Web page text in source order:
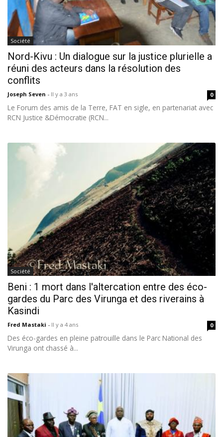
Société
Nord-Kivu : Un dialogue sur la justice plurielle a
réuni des acteurs dans la résolution des
conflits
Joseph Seven - Il y a 3 ans 0
Le Forum des amis de la Terre, FAT en sigle, en partenariat avec
RCN Justice &Démocratie (RCN...
Société
Beni : 1 mort dans l'altercation entre des éco-
gardes du Parc des Virunga et des riverains à
Kasindi
Fred Mastaki - Il y a 4 ans 0
Des éco-gardes en pleine patrouille dans le Parc National des
Virunga ont chassé à...